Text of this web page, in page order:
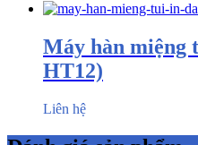
Máy hàn miệng
HT12)
Liên hệ